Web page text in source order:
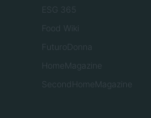
ESG 365
Food Wiki
FuturoDonna
HomeMagazine
SecondHomeMagazine